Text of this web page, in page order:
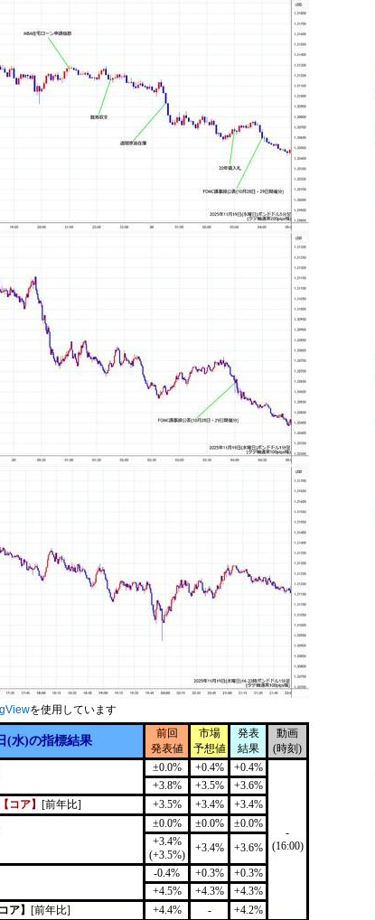
を使用しています
(水)の指標結果
前回
発表値
市場
予想値
発表
結果
動画
(時刻)
±0.0% +0.4% +0.4%
-
(16:00)
+3.8% +3.5%
+3.6%
コア】 [前年比] +3.5% +3.4% +3.4%
±0.0% ±0.0%
±0.0%
+3.4%
(+3.5%)
+3.4% +3.6%
-0.4% +0.3%
+0.3%
+4.5%
+4.3%
+4.3%
ア】 [前年比] +4.4% - +4.2%